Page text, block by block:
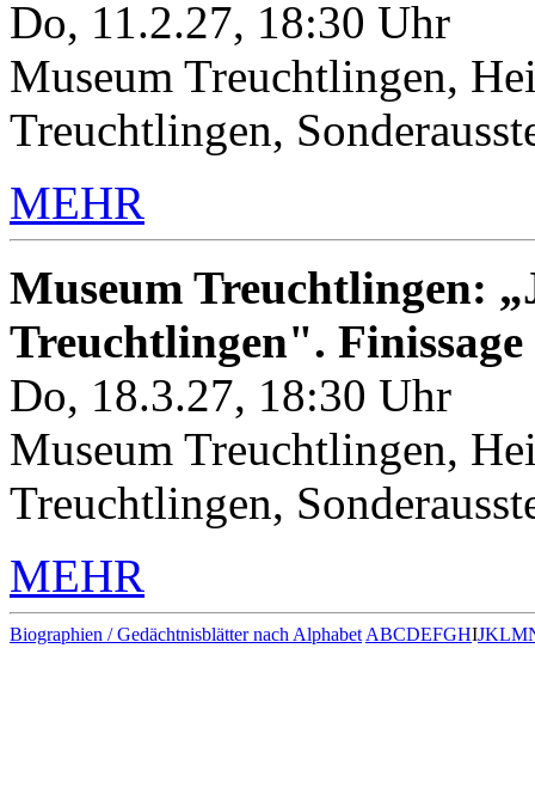
Do, 11.2.27, 18:30 Uhr
Museum Treuchtlingen,
Treuchtlingen,
MEHR
Museum Treuchtlingen:
Treuchtlingen". Finissage
Do, 18.3.27, 18:30 Uhr
Museum Treuchtlingen,
Treuchtlingen,
MEHR
Biographien / Gedächtnisblätter nach Alphabet ABCDEFGHIJKLM